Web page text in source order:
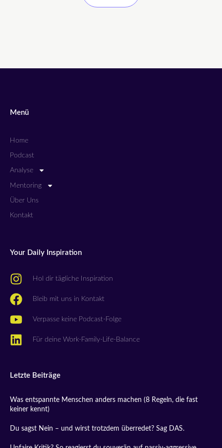
Menü
Home
Podcast
Analyse
Mentoring
Über Uns
Kontakt
Your Daily Inspiration
Hol dir tägliche Inspiration
Bleib mit uns in Kontakt
Verpasse keine Podcast-Folge
Für deine Work-Family-Life-Balance
Letzte Beiträge
Was entspannte Menschen anders machen (8 Regeln, die fast
keiner kennt)
Du sagst Nein – und wirst trotzdem überredet? Sag DAS.